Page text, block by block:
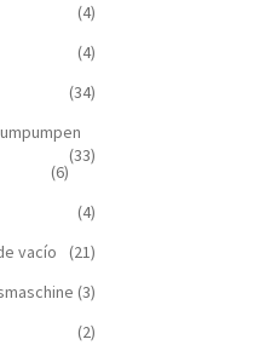
(4)
(4)
(34)
(33)
(6)
(4)
vacío
(21)
(3)
(2)